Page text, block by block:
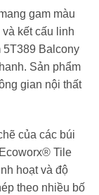
gam màu
kết cấu linh
5T389 Balcony
Sản phẩm
gian nội thất
của các búi
Tile
hoạt và độ
theo nhiều bố